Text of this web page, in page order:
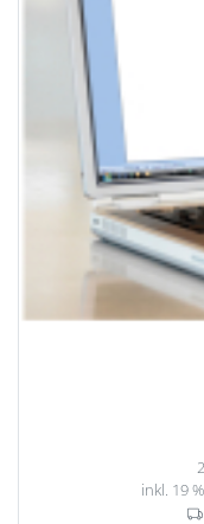
inkl. 19